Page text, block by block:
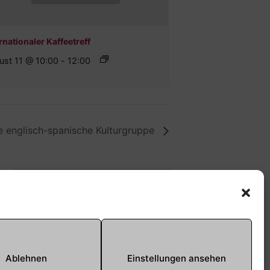
Ablehnen Einstellungen ansehen
Kaffeetreff
11 @ 10:00 - 12:00
englisch-spanische Kulturgruppe
E-Mail: